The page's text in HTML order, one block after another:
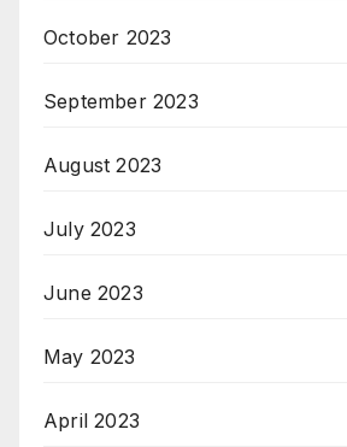
October 2023
September 2023
August 2023
July 2023
June 2023
May 2023
April 2023